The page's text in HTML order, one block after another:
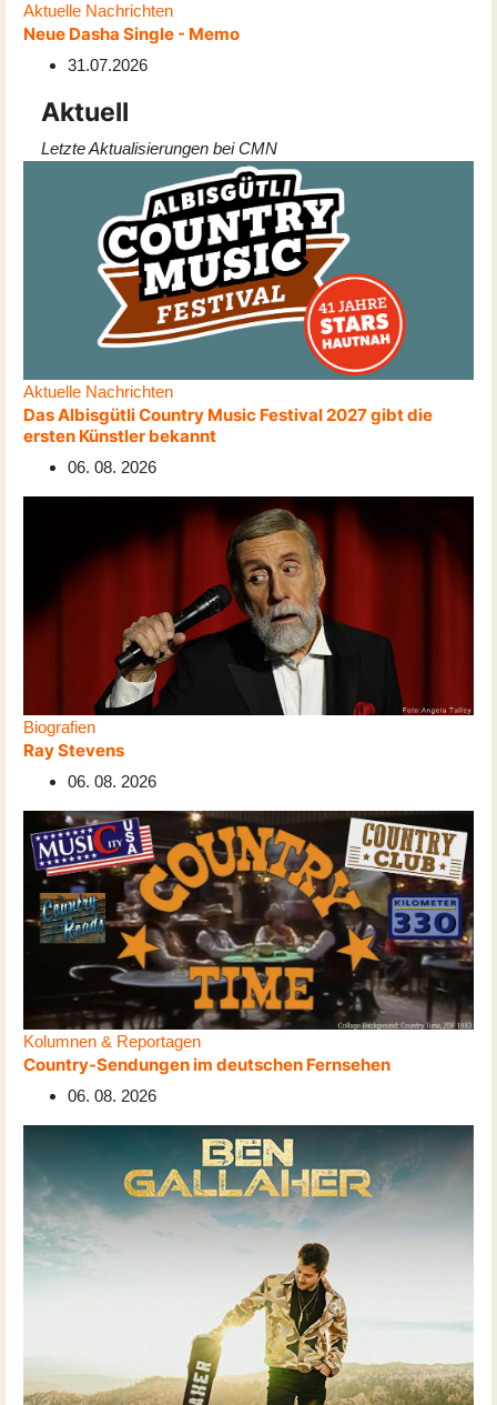
Aktuelle Nachrichten
Neue Dasha Single - Memo
31.07.2026
Aktuell
Letzte Aktualisierungen bei CMN
Aktuelle Nachrichten
Das Albisgütli Country Music Festival 2027 gibt die
ersten Künstler bekannt
06. 08. 2026
Biografien
Ray Stevens
06. 08. 2026
Kolumnen & Reportagen
Country-Sendungen im deutschen Fernsehen
06. 08. 2026